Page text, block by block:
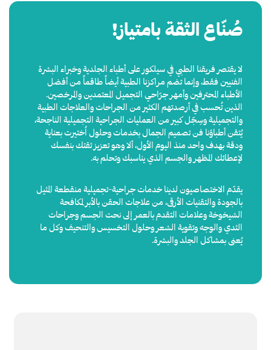
صُنّاع الثقة بامتياز!
لا يقتصر فريقنا الطبي في سيلكور على أطباء الجلدية وخبراء البشرة
الفنيين فقط، وإنما تضم مراكزنا الطبية أيضاً طاقماً من أفضل
الأطباء المحترفين وأمهر جرّاحي التجميل المعتمدين والمرخصين.
الذين تُحسب في أرصدتهم الكثير من الجراحات والعلاجات الطبية
والتجميلية وسِجّل كبير من العمليات الجراحية التجميلية الناجحة،
يُتقن أطباؤنا فن تصميم الجمال بخدمات وحلول اُختيرت بعناية
ودقة بهدف واحد منذ اليوم الأول، ألا وهو تعزيز ثقتك بنفسك
لإعطائك المظهر والجسم الذي يناسبك وتحلم به.
يقدّم الاختصاصيون لدينا خدمات جراحية-تجميلية منقطعة المثيل
بالجودة والتقنيات الأرقى، من علاجات الحقن بالأبر لمكافحة
الشيخوخة وعلامات التقدم بالعمر إلى نحت الجسم وجراحات
الثدي والوجه وتقوية الشعر وحلول التخسيس والتنحيف وكل ما
يُعنى بمشاكل الجلد والبشرة.